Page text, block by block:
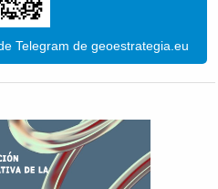
Telegram de geoestrategia.eu